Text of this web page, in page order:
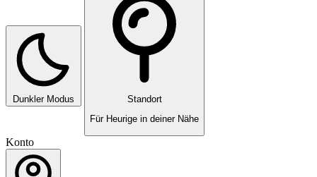
Dunkler Modus
Standort
Für Heurige in deiner Nähe
Konto